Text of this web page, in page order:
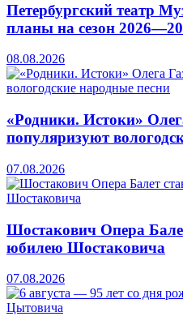
Петербургский театр
планы на сезон
08.08.2026
«Родники. Истоки»
популяризуют
07.08.2026
Шостакович Опера
юбилею Шостаковича
07.08.2026